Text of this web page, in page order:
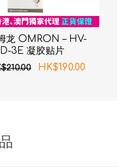
龙 OMRON – HV-
3E 凝胶贴片
HK$190.00